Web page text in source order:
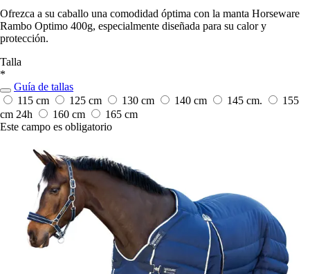
Ofrezca a su caballo una comodidad óptima con la manta Horseware
Rambo Optimo 400g, especialmente diseñada para su calor y
protección.
Talla
*
Guía de tallas
115 cm
125 cm 130 cm 140 cm 145 cm.
155
cm 24h 160 cm
165 cm
Este campo es obligatorio